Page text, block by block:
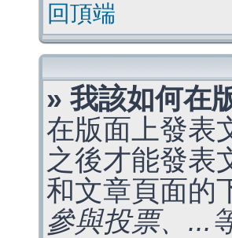
回頂端
» 我該如何在
在版面上發表
之後才能發表
和文章頁面的
參與投票、...